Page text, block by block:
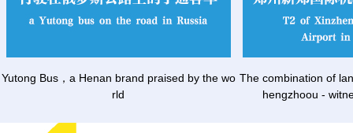
Yutong Bus，a Henan brand praised by the wo
rld
The combination of
hengzhoou -